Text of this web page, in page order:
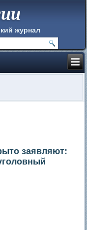
журнал
заявляют: